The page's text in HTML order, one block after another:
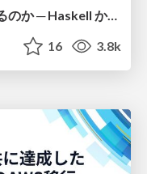
アルゴリズムは何を圧縮しているのか ─ Haskell から育った「圧縮代数」というメンタルモデル
16 3.8k